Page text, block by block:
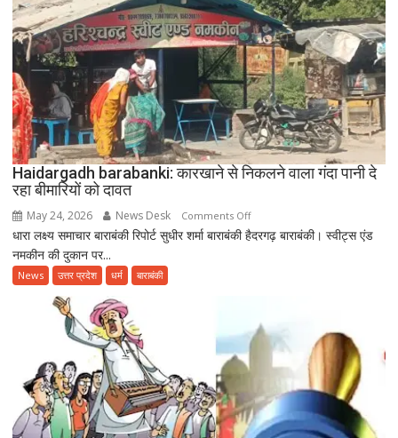
के
साथ
उत्साहपूर्वक
मनाया
गया
12वां
अंतरराष्ट्रीय
योग
दिवस
Haidargadh barabanki: कारखाने से निकलने वाला गंदा पानी दे
रहा बीमारियों को दावत
May 24, 2026 News Desk Comments Offon
Haidargadh
वाला
गंदा
रहा
बीमारियों
धारा लक्ष्य समाचार बाराबंकी रिपोर्ट सुधीर शर्मा बाराबंकी हैदरगढ़ बाराबंकी। स्वीट्स एंड
नमकीन की दुकान पर...
News उत्तर प्रदेश धर्म बाराबंकी